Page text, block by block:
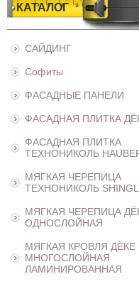
КАТАЛОГ
САЙДИНГ
Софиты
ФАСАДНЫЕ ПАНЕЛИ
ФАСАДНАЯ ПЛИТКА
ФАСАДНАЯ ПЛИТКА
ТЕХНОНИКОЛЬ
МЯГКАЯ ЧЕРЕПИЦА
ТЕХНОНИКОЛЬ
МЯГКАЯ ЧЕРЕПИЦА
ОДНОСЛОЙНАЯ
МЯГКАЯ КРОВЛЯ ДЁКЕ
МНОГОСЛОЙНАЯ
ЛАМИНИРОВАННАЯ